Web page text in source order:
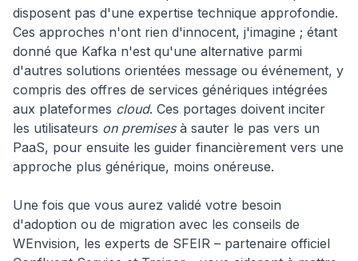
disposent pas d'une expertise technique approfondie.
Ces approches n'ont rien d'innocent, j'imagine ; étant
donné que Kafka n'est qu'une alternative parmi
d'autres solutions orientées message ou événement, y
compris des offres de services génériques intégrées
aux plateformes cloud. Ces portages doivent inciter
les utilisateurs on premises à sauter le pas vers un
PaaS, pour ensuite les guider financièrement vers une
approche plus générique, moins onéreuse.
Une fois que vous aurez validé votre besoin
d'adoption ou de migration avec les conseils de
WEnvision, les experts de SFEIR – partenaire officiel